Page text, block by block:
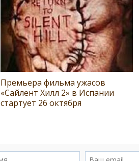
Премьера фильма ужасов
«Сайлент Хилл 2» в Испании
стартует 26 октября